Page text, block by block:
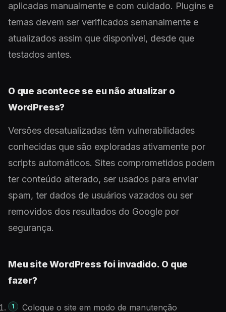
aplicadas manualmente e com cuidado. Plugins e
temas devem ser verificados semanalmente e
atualizados assim que disponível, desde que
testados antes.
O que acontece se eu não atualizar o
WordPress?
Versões desatualizadas têm vulnerabilidades
conhecidas que são exploradas ativamente por
scripts automáticos. Sites comprometidos podem
ter conteúdo alterado, ser usados para enviar
spam, ter dados de usuários vazados ou ser
removidos dos resultados do Google por
segurança.
Meu site WordPress foi invadido. O que
fazer?
Coloque o site em modo de manutenção